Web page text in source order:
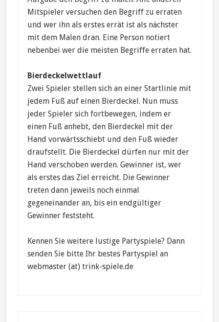
Mitspieler versuchen den Begriff zu erraten
und wer ihn als erstes errät ist als nächster
mit dem Malen dran. Eine Person notiert
nebenbei wer die meisten Begriffe erraten hat.
Bierdeckelwettlauf
Zwei Spieler stellen sich an einer Startlinie mit
jedem Fuß auf einen Bierdeckel. Nun muss
jeder Spieler sich fortbewegen, indem er
einen Fuß anhebt, den Bierdeckel mit der
Hand vorwärtsschiebt und den Fuß wieder
draufstellt. Die Bierdeckel dürfen nur mit der
Hand verschoben werden. Gewinner ist, wer
als erstes das Ziel erreicht. Die Gewinner
treten dann jeweils noch einmal
gegeneinander an, bis ein endgültiger
Gewinner feststeht.
Kennen Sie weitere lustige Partyspiele? Dann
senden Sie bitte Ihr bestes Partyspiel an
webmaster (at) trink-spiele.de